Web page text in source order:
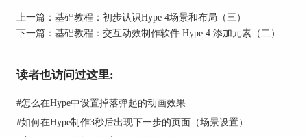
图2：矩形向圆角矩形和圆的转变
“元素”工具在画布上添加的椭圆形默认为圆形，通过改变圆形的
上一篇： 基础教程：初步认识Hype 4场景和布局（三）
下一篇： 基础教程：交互动效制作软件 Hype 4 添加元素（二）
读者也访问过这里:
#怎么在Hype中设置掉落弹起的动画效果
#如何在Hype制作3秒后出现下一步的页面（场景设置）